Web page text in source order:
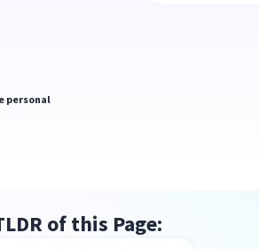
personal
of this Page: